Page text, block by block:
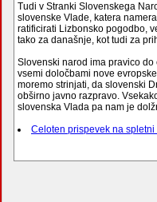
Tudi v Stranki Slovenskega
slovenske Vlade, katera
ratificirati Lizbonsko pogodbo,
tako za današnje, kot tudi za
Slovenski narod ima pravico
vsemi določbami nove
moremo strinjati, da slovenski
obširno javno razpravo.
slovenska Vlada pa nam je
Celoten prispevek na spletni